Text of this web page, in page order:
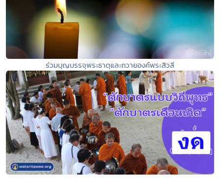
ร่วมบุญบรรจุพระธาตุและถวายองค์พระสิวลี